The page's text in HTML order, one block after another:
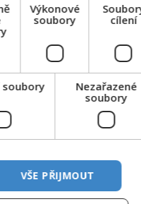
štětiny kartáčů a
až v roce 1940 bylo
kusů
Rozprodány byly
konce války se z
vojáky.
1941 obdobně používal
i Otto Wichterle
čoček.
Výkonové
soubory
cílení
soubory
Nezařazené
soubory
VŠE PŘIJMOUT